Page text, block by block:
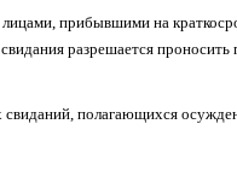
прибывшими на
разрешается
полагающихся